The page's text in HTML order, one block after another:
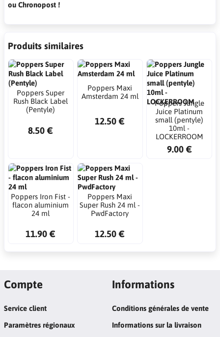
ou Chronopost !
Produits similaires
Poppers Super
Rush Black Label
(Pentyle)
8.50 €
Poppers Maxi
Amsterdam 24 ml
12.50 €
Poppers Jungle
Juice Platinum
small (pentyle)
10ml -
LOCKERROOM
9.00 €
Poppers Iron Fist -
flacon aluminium
24 ml
11.90 €
Poppers Maxi
Super Rush 24 ml -
PwdFactory
12.50 €
Compte
Service client
Paramètres régionaux
Informations
Conditions générales de vente
Informations sur la livraison